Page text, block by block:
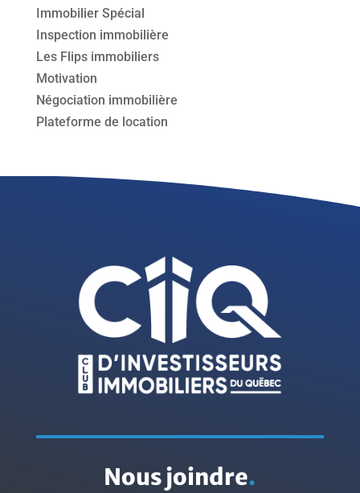
Immobilier Spécial
Inspection immobilière
Les Flips immobiliers
Motivation
Négociation immobilière
Plateforme de location
Nous joindre.